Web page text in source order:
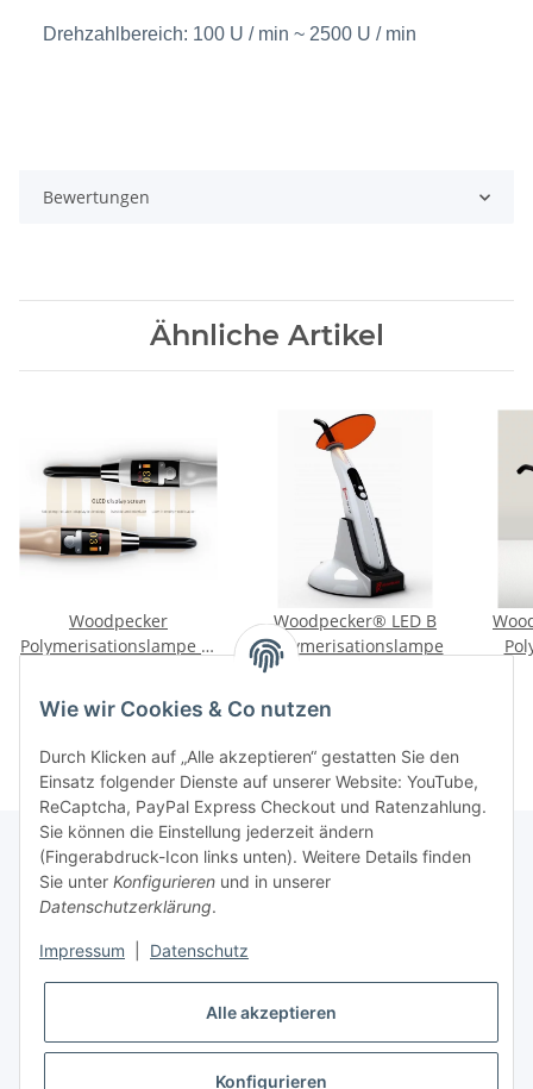
Drehzahlbereich: 100 U / min ~ 2500 U / min
Bewertungen
Ähnliche Artikel
Woodpecker
Polymerisationslampe X-
Woodpecker® LED B
Polymerisationslampe
Rechtliche Hinweise
Produktinformationen
Wie wir Cookies & Co nutzen
Durch Klicken auf „Alle akzeptieren“ gestatten Sie den
Einsatz folgender Dienste auf unserer Website: YouTube,
ReCaptcha, PayPal Express Checkout und Ratenzahlung.
Sie können die Einstellung jederzeit ändern
(Fingerabdruck-Icon links unten). Weitere Details finden
Sie unter Konfigurieren und in unserer
Datenschutzerklärung.
Impressum Datenschutz
Alle akzeptieren
Konfigurieren